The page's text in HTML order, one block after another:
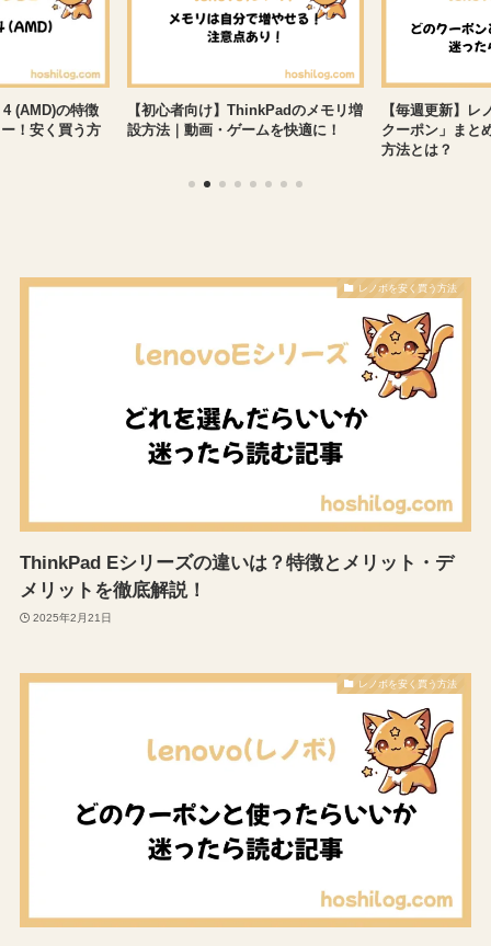
(AMD)の特徴
！安く買う方
【初心者向け】ThinkPadのメモリ増
設方法｜動画・ゲームを快適に！
【毎週更新】レ
クーポン」まと
方法とは？
レノボを安く買う方法
ThinkPad Eシリーズの違いは？特徴とメリット・デ
メリットを徹底解説！
2025年2月21日
レノボを安く買う方法